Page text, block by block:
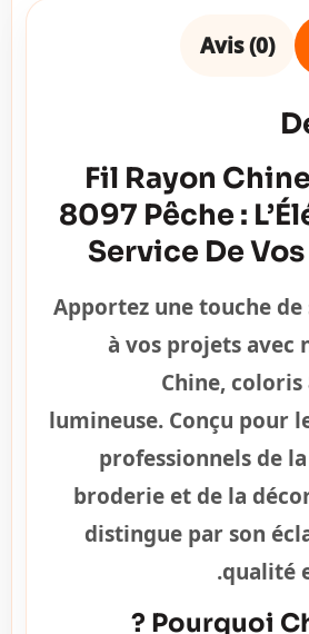
Avis (0)
Fil Rayon
8097 Pêche :
Service De
Apportez une touche
à vos projets avec
Chine, coloris
lumineuse. Conçu pour
professionnels de
broderie et de la
distingue par son
qualité
Pourquoi